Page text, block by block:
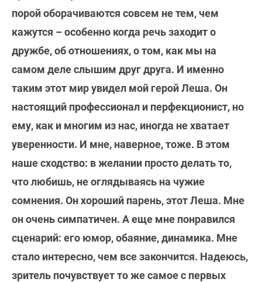
порой оборачиваются совсем не тем, чем
кажутся – особенно когда речь заходит о
дружбе, об отношениях, о том, как мы на
самом деле слышим друг друга. И именно
таким этот мир увидел мой герой Леша. Он
настоящий профессионал и перфекционист, но
ему, как и многим из нас, иногда не хватает
уверенности. И мне, наверное, тоже. В этом
наше сходство: в желании просто делать то,
что любишь, не оглядываясь на чужие
сомнения. Он хороший парень, этот Леша. Мне
он очень симпатичен. А еще мне понравился
сценарий: его юмор, обаяние, динамика. Мне
стало интересно, чем все закончится. Надеюсь,
зритель почувствует то же самое с первых